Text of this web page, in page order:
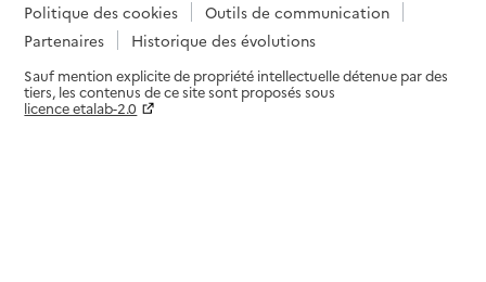
Politique des cookies
Outils de communication
Partenaires
Historique des évolutions
Sauf mention explicite de propriété intellectuelle détenue par des
tiers, les contenus de ce site sont proposés sous
licence etalab-2.0